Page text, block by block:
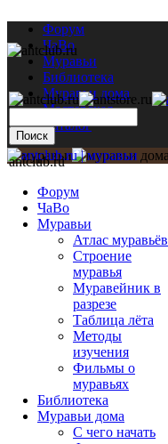
Форум
ЧаВо
Муравьи
Библиотека
Муравьи дома
Мастерская
Каталог
antclub.ru
Форум
ЧаВо
Муравьи
Атлас муравьёв
Строение
муравья
Муравейник в
разрезе
Таблица лёта
Методы
изучения
Фильмы о
муравьях
Библиотека
Муравьи дома
С чего начать